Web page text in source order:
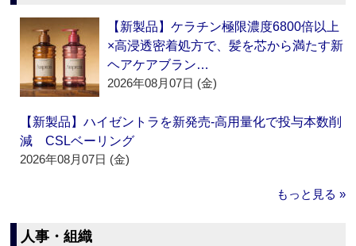
【新製品】ケラチン極限濃度6800倍以上
×高浸透密着処方で、髪を芯から満たす新
ヘアケアブラン…
2026年08月07日 (金)
【新製品】ハイゼントラを新発売‐高用量化で投与本数削
減 CSLベーリング
2026年08月07日 (金)
もっと見る »
人事・組織